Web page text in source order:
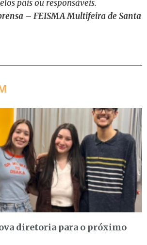
pais ou responsáveis.
– FEISMA Multifeira de Santa
diretoria para o próximo